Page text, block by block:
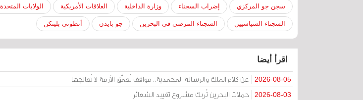
سجن جو المركزي إضراب السجناء وزارة الداخلية العلاقات الأمريكية الولايات المتحدة
السجناء السياسيين السجناء المرضى في البحرين جو بايدن أنطوني بلينكن
اقرأ أيضا
2026-08-05 عن كلام الملك والرسالة المحمدية.. مواقف تُعمّق الأزمة لا تُعالجها
2026-08-03 حملات البحرين تُربك مشروع تقييد الشعائر